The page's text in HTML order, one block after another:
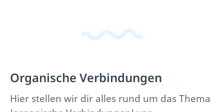
Organische Verbindungen
Hier stellen wir dir alles rund um das Thema